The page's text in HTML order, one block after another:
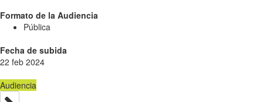
Formato de la Audiencia
Pública
Fecha de subida
22 feb 2024
Audiencia